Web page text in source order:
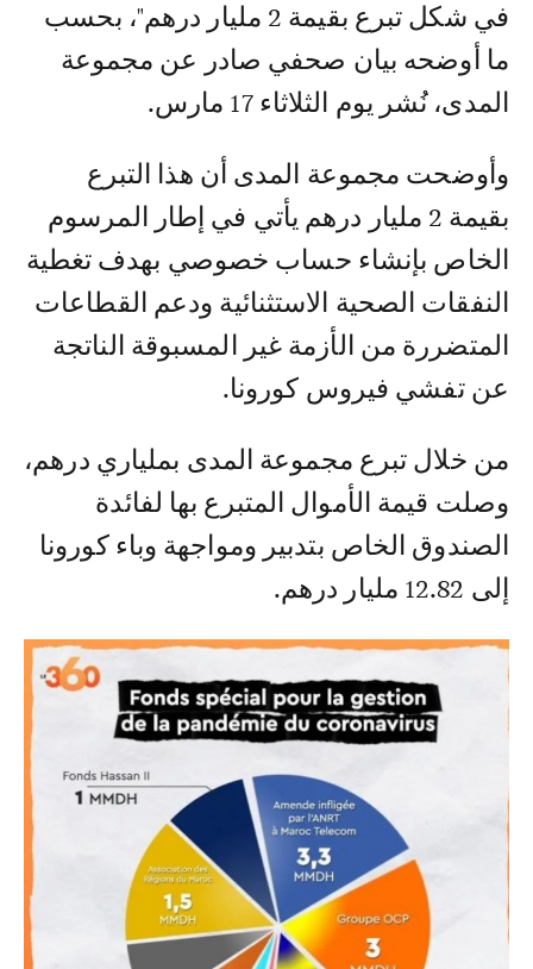
في شكل تبرع بقيمة 2 مليار درهم"، بحسب
ما أوضحه بيان صحفي صادر عن مجموعة
المدى، نُشر يوم الثلاثاء 17 مارس.
وأوضحت مجموعة المدى أن هذا التبرع
بقيمة 2 مليار درهم يأتي في إطار المرسوم
الخاص بإنشاء حساب خصوصي بهدف تغطية
النفقات الصحية الاستثنائية ودعم القطاعات
المتضررة من الأزمة غير المسبوقة الناتجة
عن تفشي فيروس كورونا.
من خلال تبرع مجموعة المدى بملياري درهم،
وصلت قيمة الأموال المتبرع بها لفائدة
الصندوق الخاص بتدبير ومواجهة وباء كورونا
إلى 12.82 مليار درهم.